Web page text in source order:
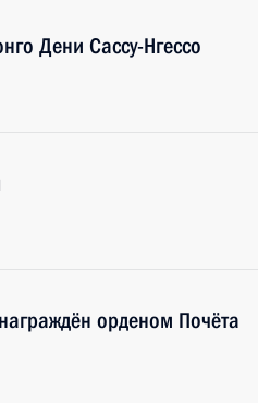
Дени Сассу-Нгессо
орденом Почёта